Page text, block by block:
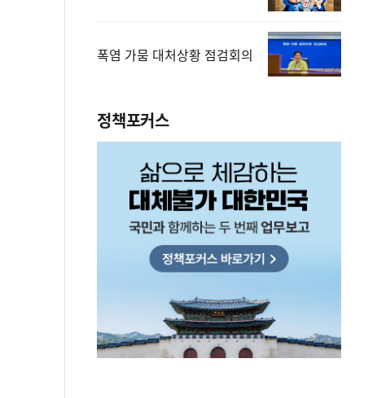
폭염 가뭄 대처상황 점검회의
정책포커스